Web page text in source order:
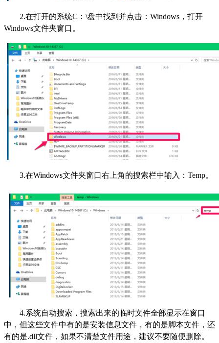
2.在打开的系统C：\盘中找到并点击：Windows，打开
Windows文件夹窗口。
3.在Windows文件夹窗口右上角的搜索栏中输入：Temp。
4.系统自动搜索，搜索出来的临时文件全部显示在窗口
中，但这些文件中有的是安装信息文件，有的是脚本文件，还
有的是.dll文件，如果不清楚文件用途，建议不要随便删除。